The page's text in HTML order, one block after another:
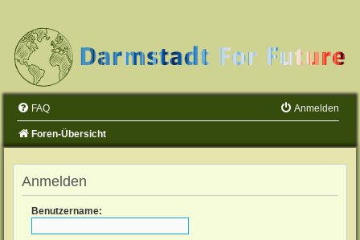
FAQ Anmelden
Foren-Übersicht
Anmelden
Benutzername: